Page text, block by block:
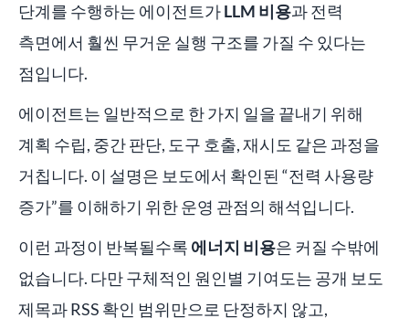
단계를 수행하는 에이전트가LLM 비용과 전력
측면에서 훨씬 무거운 실행 구조를 가질 수 있다는
점입니다.
에이전트는 일반적으로 한 가지 일을 끝내기 위해
계획 수립, 중간 판단, 도구 호출, 재시도 같은 과정을
거칩니다. 이 설명은 보도에서 확인된 “전력 사용량
증가”를 이해하기 위한 운영 관점의 해석입니다.
이런 과정이 반복될수록 에너지 비용은 커질 수밖에
없습니다. 다만 구체적인 원인별 기여도는 공개 보도
제목과 RSS 확인 범위만으로 단정하지 않고,